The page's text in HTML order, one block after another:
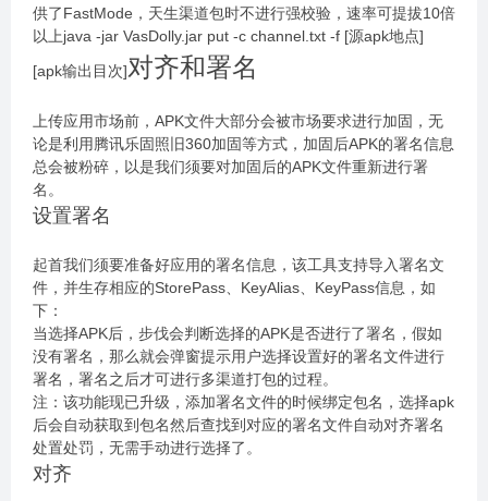
供了FastMode，天生渠道包时不进行强校验，速率可提拔10倍
以上java -jar VasDolly.jar put -c channel.txt -f [源apk地点]
[apk输出目次]对齐和署名
上传应用市场前，APK文件大部分会被市场要求进行加固，无
论是利用腾讯乐固照旧360加固等方式，加固后APK的署名信息
总会被粉碎，以是我们须要对加固后的APK文件重新进行署
名。
设置署名
起首我们须要准备好应用的署名信息，该工具支持导入署名文
件，并生存相应的StorePass、KeyAlias、KeyPass信息，如
下：
当选择APK后，步伐会判断选择的APK是否进行了署名，假如
没有署名，那么就会弹窗提示用户选择设置好的署名文件进行
署名，署名之后才可进行多渠道打包的过程。
注：该功能现已升级，添加署名文件的时候绑定包名，选择apk
后会自动获取到包名然后查找到对应的署名文件自动对齐署名
处置处罚，无需手动进行选择了。
对齐